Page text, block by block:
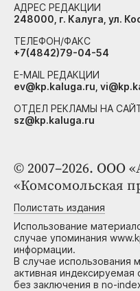
© 2007–2026. ООО
«Комсомольская
Полистать издания
Использование
случае упоминания
информации.
В случае использования
активная индексируемая
без заключения в no-
АДРЕС РЕДАКЦИИ
248000, г. Калуга, ул.
ТЕЛЕФОН/ФАКС
+7(4842)79-04-54
E-MAIL РЕДАКЦИИ
ev@kp.kaluga.ru,
ОТДЕЛ РЕКЛАМЫ НА
sz@kp.kaluga.ru